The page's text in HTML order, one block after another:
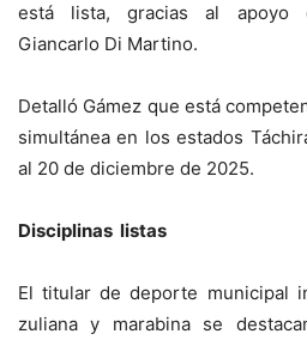
está lista, gracias al apoyo
Giancarlo Di Martino.
Detalló Gámez que está
simultánea en los estados
al 20 de diciembre de 2025.
Disciplinas listas
El titular de deporte municipal
zuliana y marabina se